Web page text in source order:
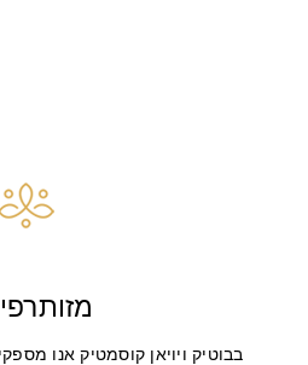
בבוטיק ויויאן קוסמטיק אנו